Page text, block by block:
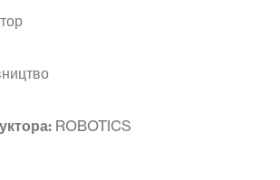
ROBOTICS